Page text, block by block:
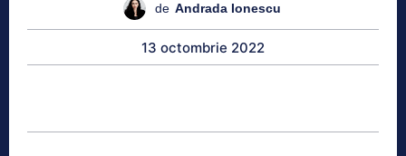
de Andrada Ionescu
13 octombrie 2022